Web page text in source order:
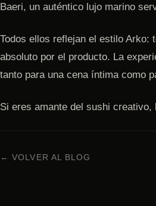
Baeri, un auténtico lujo marino
Todos ellos reflejan el estilo Arko:
absoluto por el producto. La
tanto para una cena íntima como
Si eres amante del sushi creativo,
← VOLVER AL BLOG